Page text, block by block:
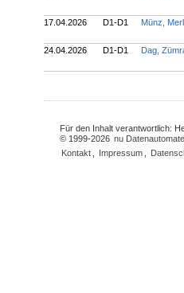
17.04.2026 D1-D1 Münz,
24.04.2026 D1-D1 Dag,
Für den Inhalt verantwortlich:
© 1999-2026 nu
Kontakt
Impressum